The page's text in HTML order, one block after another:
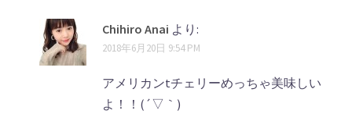
Chihiro Anai より:
2018年6月20日 9:54 PM
アメリカンtチェリーめっちゃ美味しい
よ！！(´▽｀)